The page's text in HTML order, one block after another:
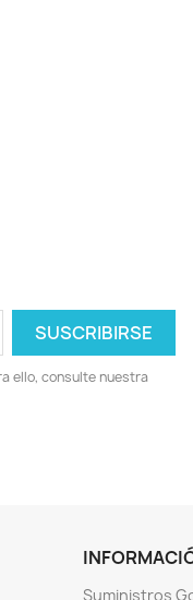
ello, consulte nuestra
Suministros